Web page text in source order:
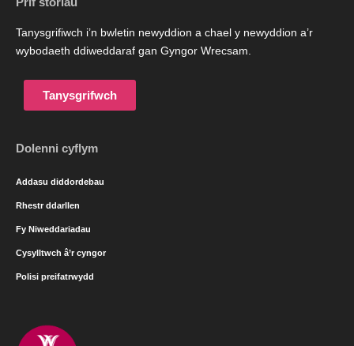
Tanysgrifiwch i’n bwletin newyddion a chael y newyddion a’r
wybodaeth ddiweddaraf gan Gyngor Wrecsam.
Tanysgrifwch
Dolenni cyflym
Addasu diddordebau
Rhestr ddarllen
Fy Niweddariadau
Cysylltwch â’r cyngor
Polisi preifatrwydd